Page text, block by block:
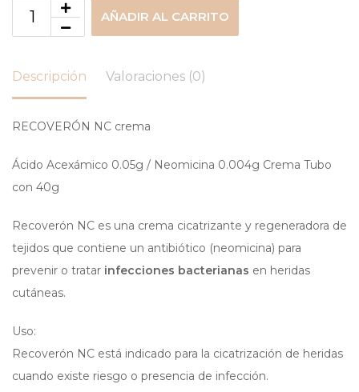
AÑADIR AL CARRITO
Descripción Valoraciones (0)
RECOVERÓN NC crema
Ácido Acexámico 0.05g / Neomicina 0.004g Crema Tubo
con 40g
Recoverón NC es una crema cicatrizante y regeneradora de
tejidos que contiene un antibiótico (neomicina) para
prevenir o tratar infecciones bacterianas en heridas
cutáneas.
Uso:
Recoverón NC está indicado para la cicatrización de heridas
cuando existe riesgo o presencia de infección.